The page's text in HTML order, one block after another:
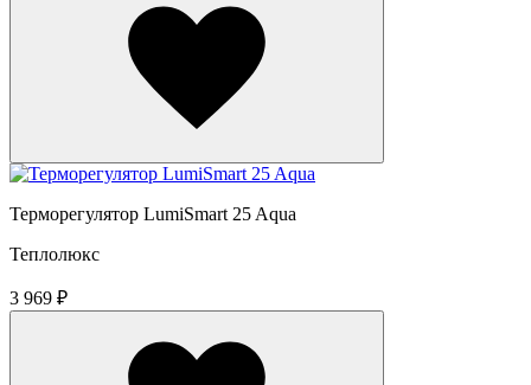
Терморегулятор LumiSmart 25 Aqua
Теплолюкс
3 969 ₽